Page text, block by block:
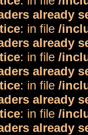
already
: in file /
already
: in file /
already
: in file /
already
: in file /
already